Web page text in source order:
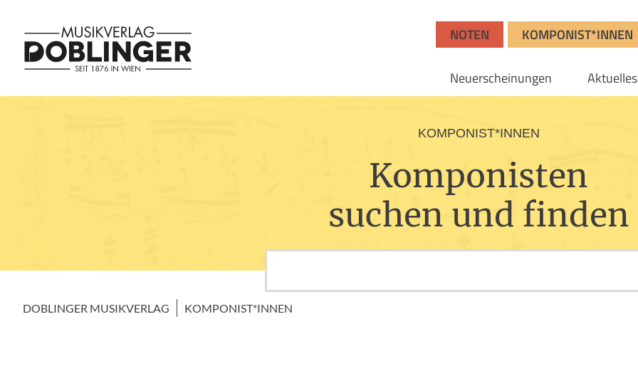
NOTEN KOMPONIST*INNEN
Neuerscheinungen Aktuelles
KOMPONIST*INNEN
Komponisten
suchen und finden
DOBLINGER MUSIKVERLAG KOMPONIST*INNEN